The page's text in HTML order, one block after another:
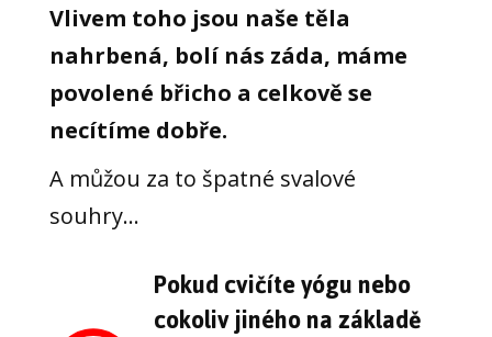
Vlivem toho jsou naše těla
nahrbená, bolí nás záda, máme
povolené břicho a celkově se
necítíme dobře.
A můžou za to špatné svalové
souhry...
Pokud cvičíte yógu nebo
cokoliv jiného na základě